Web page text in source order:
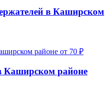
в Каширском
от 70 ₽
Каширском районе